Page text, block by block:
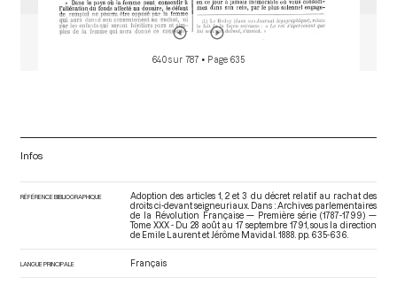
640 sur 787 • Page 635
Infos
RÉFÉRENCE BIBLIOGRAPHIQUE
Adoption des articles 1, 2 et 3 du décret relatif au rachat des
droits ci-devant seigneuriaux. Dans : Archives parlementaires
de la Révolution Française — Première série (1787-1799) —
Tome XXX - Du 28 août au 17 septembre 1791 , sous la direction
de Emile Laurent et Jérôme Mavidal. 1888. pp. 635-636.
LANGUE PRINCIPALE Français